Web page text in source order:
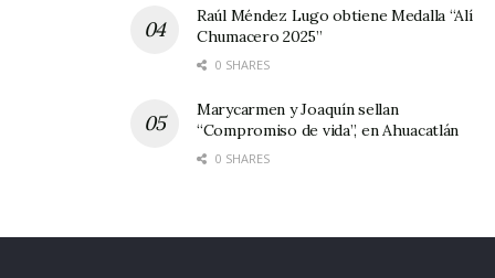
Raúl Méndez Lugo obtiene Medalla “Alí
Chumacero 2025”
0 SHARES
Marycarmen y Joaquín sellan
“Compromiso de vida”, en Ahuacatlán
0 SHARES